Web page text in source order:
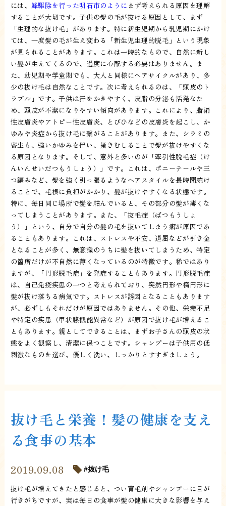
には、 蜂駆除を行った明石市のように まず考えられる原因を理解
することが大切です。子供の髪の毛が抜ける原因として、まず
「生理的な抜け毛」があります。特に新生児期から乳児期にかけ
ては、一度髪の毛が生え変わる「新生児生理的脱毛」という現象
が見られることがあります。これは一時的なもので、自然に新し
い髪が生えてくるので、過度に心配する必要はありません。ま
た、幼児期や学童期でも、大人と同様にヘアサイクルがあり、多
少の抜け毛は自然なことです。次に考えられるのは、「頭皮のト
ラブル」です。子供は汗をかきやすく、皮脂の分泌も活発なた
め、頭皮が不潔になりやすい傾向があります。これにより、脂漏
性皮膚炎やアトピー性皮膚炎、とびひなどの皮膚炎を起こし、か
ゆみや炎症から抜け毛に繋がることがあります。また、シラミの
寄生も、強いかゆみを伴い、掻きむしることで髪が抜けやすくな
る原因となります。そして、意外と多いのが「牽引性脱毛症（け
んいんせいだつもうしょう）」です。これは、ポニーテールや三
つ編みなど、髪を強く引っ張るようなヘアスタイルを長時間続け
ることで、毛根に負担がかかり、髪が抜けやすくなる状態です。
特に、毎日同じ場所で髪を結んでいると、その部分の髪が薄くな
ってしまうことがあります。また、「抜毛症（ばつもうしょ
う）」という、自分で自分の髪の毛を抜いてしまう癖が原因であ
ることもあります。これは、ストレスや不安、退屈などが引き金
となることが多く、無意識のうちに髪を抜いてしまうため、特定
の箇所だけが不自然に薄くなっているのが特徴です。稀ではあり
ますが、「円形脱毛症」を発症することもあります。円形脱毛症
は、自己免疫疾患の一つと考えられており、突然円形や楕円形に
髪が抜け落ちる病気です。ストレスが誘因となることもあります
が、必ずしもそれだけが原因ではありません。その他、栄養不足
や特定の疾患（甲状腺機能異常など）が原因で抜け毛が増えるこ
ともあります。親としてできることは、まずお子さんの頭皮の状
態をよく観察し、清潔に保つことです。シャンプーは子供用の低
刺激なものを選び、優しく洗い、しっかりとすすぎましょう。
抜け毛と栄養！髪の健康を支え
る食事の基本
2019.09.08 抜け毛
抜け毛が増えてきたと感じると、つい育毛剤やシャンプーに目が
行きがちですが、実は毎日の食事が髪の健康に大きな影響を与え